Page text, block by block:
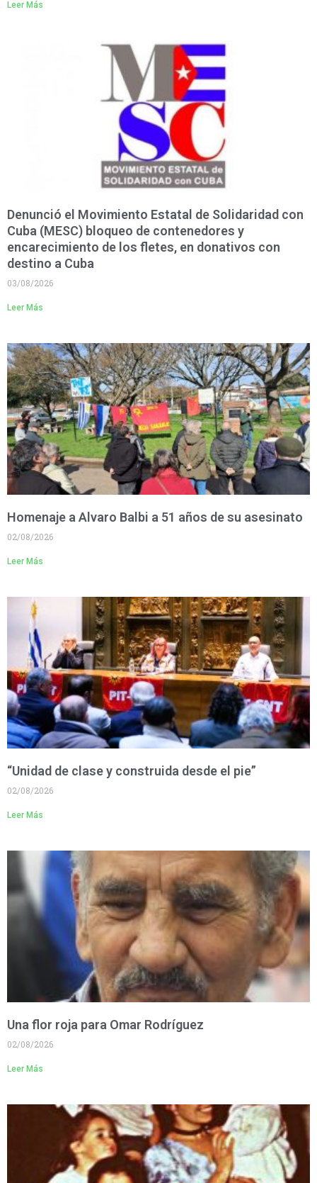
Leer Más
Denunció el Movimiento Estatal de Solidaridad con
Cuba (MESC) bloqueo de contenedores y
encarecimiento de los fletes, en donativos con
destino a Cuba
03/08/2026
Leer Más
Homenaje a Alvaro Balbi a 51 años de su asesinato
02/08/2026
Leer Más
“Unidad de clase y construida desde el pie”
02/08/2026
Leer Más
Una flor roja para Omar Rodríguez
02/08/2026
Leer Más